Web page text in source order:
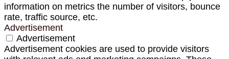
information on metrics the number of visitors, bounce
rate, traffic source, etc.
Advertisement
Advertisement
Advertisement cookies are used to provide visitors